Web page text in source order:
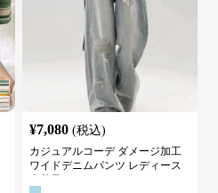
¥7,080 (税込)
カジュアルコーデ ダメージ加工
ワイドデニムパンツ レディース